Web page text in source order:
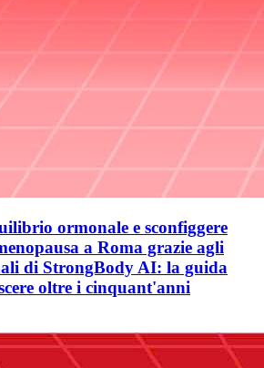
ormonale e sconfiggere
a Roma grazie agli
di StrongBody AI: la guida
oltre i cinquant'anni